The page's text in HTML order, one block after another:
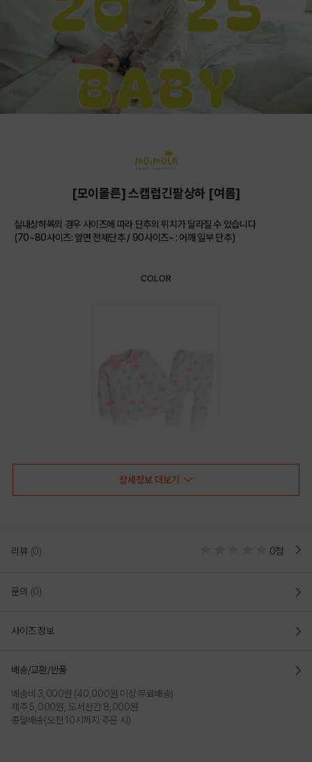
[모이몰른] 스캡럽긴팔상하 [여름]
실내상하복의 경우 사이즈에 따라 단추의 위치가 달라질 수 있습니다
(70~80사이즈: 앞면 전체단추 / 90사이즈~ : 어깨 일부 단추)
COLOR
PINK
상세정보 더보기
리뷰 (0) 0점
문의 (0)
사이즈 정보
배송/교환/반품
배송비 3,000원 (40,000원 이상 무료배송)
제주 5,000원, 도서산간 8,000원
총알배송(오전 10시까지 주문 시)